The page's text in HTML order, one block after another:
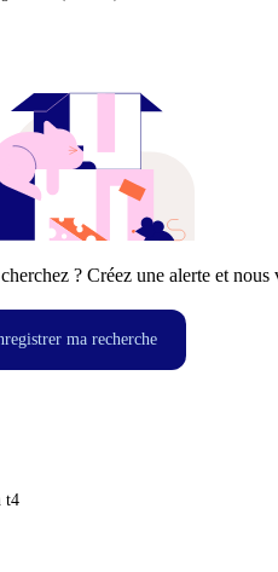
? Créez une alerte et nous
ma recherche
t4